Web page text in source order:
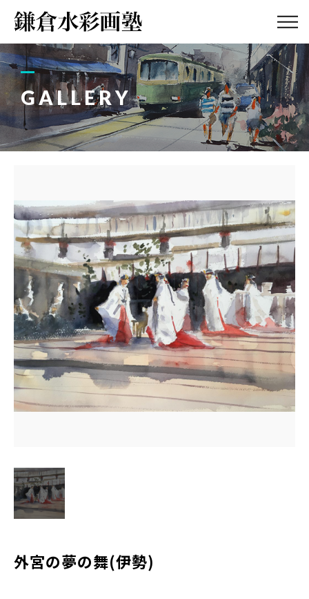
GALLERY
外宮の夢の舞(伊勢)
ABOUT
画塾紹介・
アクセス
LESSON
教室案内
PROFILE
塾長紹介
BLOG
画塾ブログ
ATELIER
水彩ブログ
CONTACT
お問い合わせ
取材・制作のご依頼 作品購入